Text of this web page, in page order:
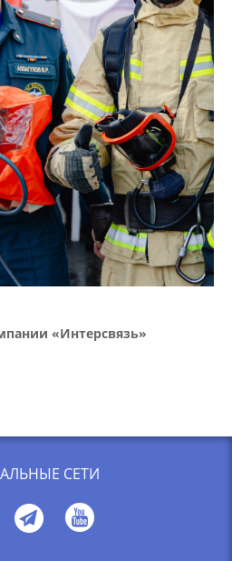
«Интерсвязь»
СЕТИ